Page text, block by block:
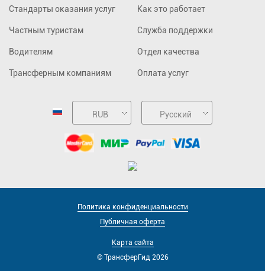
Стандарты оказания услуг
Частным туристам
Водителям
Трансферным компаниям
Как это работает
Служба поддержки
Отдел качества
Оплата услуг
RUB Русский
Политика конфиденциальности
Публичная оферта
Карта сайта
© ТрансферГид 2026